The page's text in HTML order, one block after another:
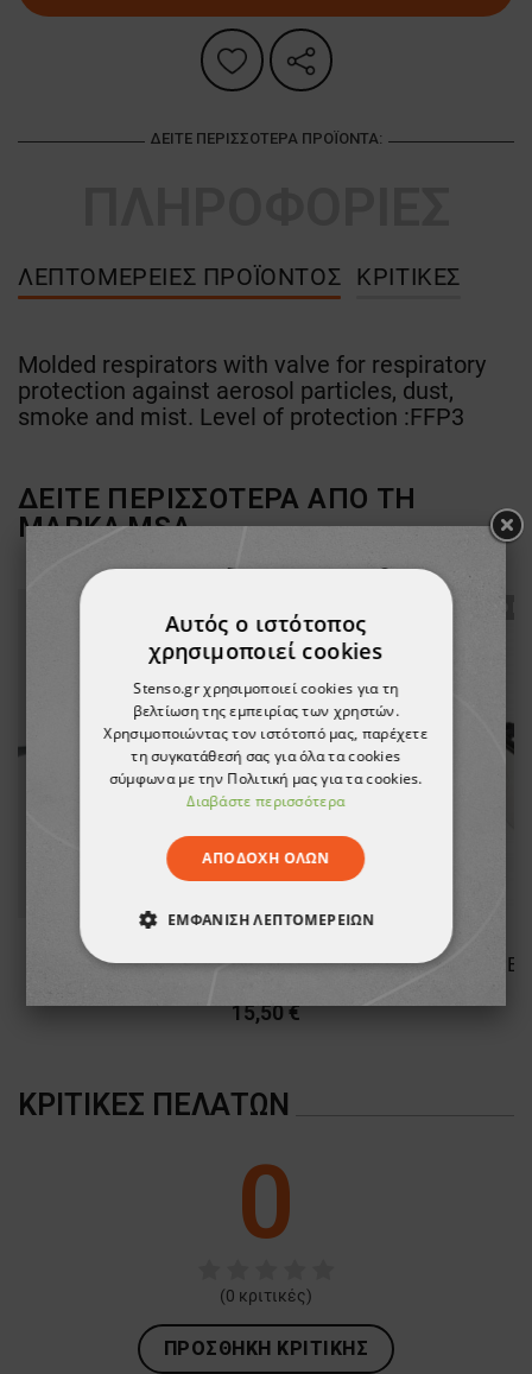
ΔΕΊΤΕ ΠΕΡΙΣΣΌΤΕΡΑ ΠΡΟΪΌΝΤΑ:
ΛΕΠΤΟΜΈΡΕΙΕΣ ΠΡΟΪΌΝΤΟΣ ΚΡΙΤΙΚΈΣ
Molded respirators with valve for respiratory
protection against aerosol particles, dust,
smoke and mist. Level of protection :FFP3
ΔΕΙΤΕ ΠΕΡΙΣΣΟΤΕΡΑ ΑΠΟ ΤΗ
ΜΑΡΚΑMSA
PERSPECTA 010 Safety glasses
15,50 €
ΚΡΙΤΙΚΈΣ ΠΕΛΑΤΏΝ
0
(0 κριτικές)
ΠΡΟΣΘΉΚΗ ΚΡΙΤΙΚΉΣ
Αυτός ο ιστότοπος
χρησιμοποιεί cookies
Stenso.gr χρησιμοποιεί cookies για τη
βελτίωση της εμπειρίας των χρηστών.
Χρησιμοποιώντας τον ιστότοπό μας, παρέχετε
τη συγκατάθεσή σας για όλα τα cookies
σύμφωνα με την Πολιτική μας για τα cookies.
Διαβάστε περισσότερα
ΑΠΟΔΟΧΉ ΌΛΩΝ
ΕΜΦΆΝΙΣΗ ΛΕΠΤΟΜΕΡΕΙΏΝ
ΑΠΟΛΎΤΩΣ ΑΠΑΡΑΊΤΗΤΑ